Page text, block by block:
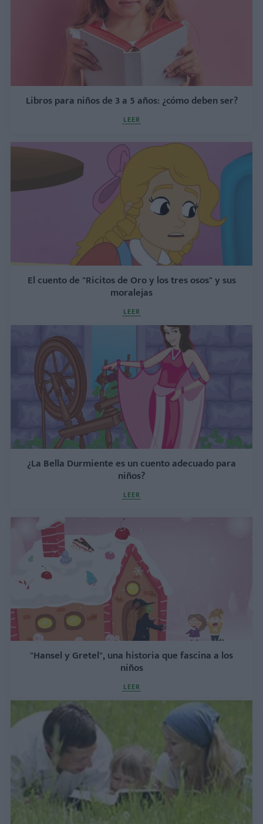
Libros para niños de 3 a 5 años: ¿cómo deben ser?
LEER
El cuento de "Ricitos de Oro y los tres osos" y sus
moralejas
LEER
¿La Bella Durmiente es un cuento adecuado para
niños?
LEER
"Hansel y Gretel", una historia que fascina a los
niños
LEER